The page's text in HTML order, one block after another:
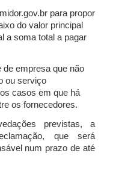
para propor
do valor principal
a soma total a pagar
empresa que não
ou serviço
casos em que há
os fornecedores.
previstas, a
que será
num prazo de até